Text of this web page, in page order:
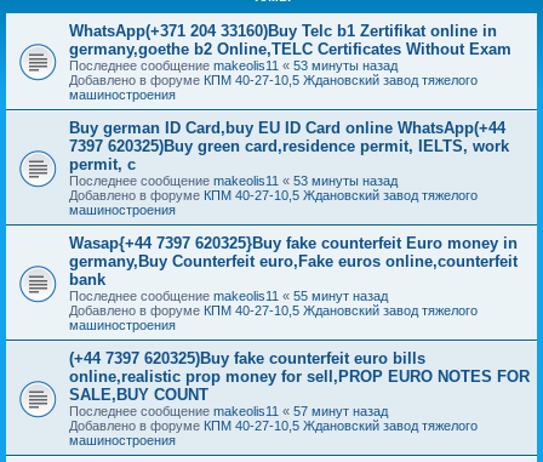
WhatsApp(+371 204 33160)Buy Telc b1 Zertifikat online in
germany,goethe b2 Online,TELC Certificates Without Exam
Последнее сообщение makeolis11 « 53 минуты назад
Добавлено в форуме КПМ 40-27-10,5 Ждановский завод тяжелого
машиностроения
Buy german ID Card,buy EU ID Card online WhatsApp(+44
7397 620325)Buy green card,residence permit, IELTS, work
permit, c
Последнее сообщение makeolis11 « 53 минуты назад
Добавлено в форуме КПМ 40-27-10,5 Ждановский завод тяжелого
машиностроения
Wasap{+44 7397 620325}Buy fake counterfeit Euro money in
germany,Buy Counterfeit euro,Fake euros online,counterfeit
bank
Последнее сообщение makeolis11 « 55 минут назад
Добавлено в форуме КПМ 40-27-10,5 Ждановский завод тяжелого
машиностроения
(+44 7397 620325)Buy fake counterfeit euro bills
online,realistic prop money for sell,PROP EURO NOTES FOR
SALE,BUY COUNT
Последнее сообщение makeolis11 « 57 минут назад
Добавлено в форуме КПМ 40-27-10,5 Ждановский завод тяжелого
машиностроения